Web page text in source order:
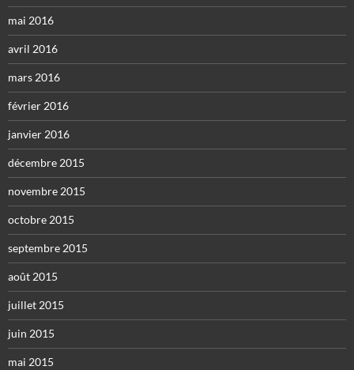
mai 2016
avril 2016
mars 2016
février 2016
janvier 2016
décembre 2015
novembre 2015
octobre 2015
septembre 2015
août 2015
juillet 2015
juin 2015
mai 2015